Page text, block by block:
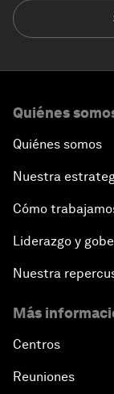
Quiénes
Quiénes somos
Nuestra
Cómo
Liderazgo y
Nuestra
Más
Centros
Reuniones